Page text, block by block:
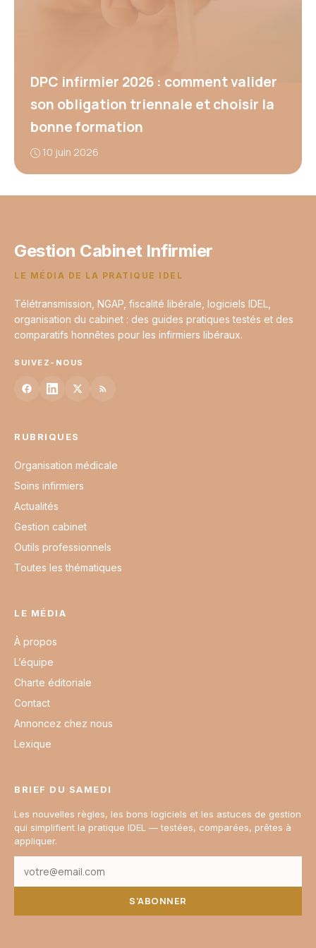
DPC infirmier 2026 : comment valider
son obligation triennale et choisir la
bonne formation
10 juin 2026
Gestion Cabinet Infirmier
LE MÉDIA DE LA PRATIQUE IDEL
Télétransmission, NGAP, fiscalité libérale, logiciels IDEL,
organisation du cabinet : des guides pratiques testés et des
comparatifs honnêtes pour les infirmiers libéraux.
SUIVEZ-NOUS
RUBRIQUES
Organisation médicale
Soins infirmiers
Actualités
Gestion cabinet
Outils professionnels
Toutes les thématiques
LE MÉDIA
À propos
L’équipe
Charte éditoriale
Contact
Annoncez chez nous
Lexique
BRIEF DU SAMEDI
Les nouvelles règles, les bons logiciels et les astuces de gestion
qui simplifient la pratique IDEL — testées, comparées, prêtes à
appliquer.
S’ABONNER